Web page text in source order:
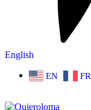
English
EN FR